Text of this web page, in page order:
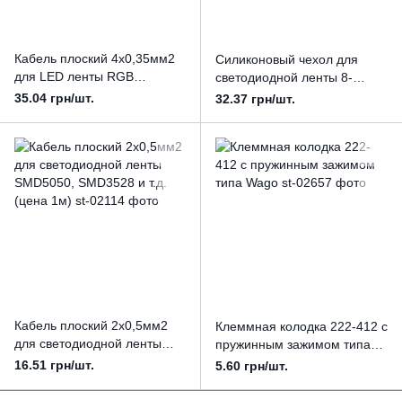
Кабель плоский 4х0,35мм2
для LED ленты RGB
SMD5050, SMD3528 от5м
35.04 грн/шт.
Силиконовый чехол для
светодиодной ленты 8-
10мм, двухсторонний (цена
32.37 грн/шт.
Кабель плоский 2х0,5мм2
для светодиодной ленты
SMD5050, SMD3528 и т.д.
16.51 грн/шт.
Клеммная колодка 222-412 с
пружинным зажимом типа
Wago
5.60 грн/шт.